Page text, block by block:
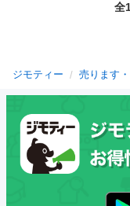
全
ジモティー 売ります